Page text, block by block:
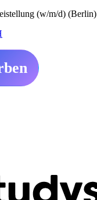
(w/m/d) (Berlin)